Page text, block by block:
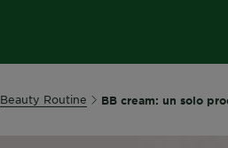
Beauty Routine BB cream: un solo